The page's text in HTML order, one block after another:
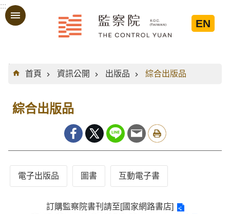
跳到主要內容區塊
:::
EN
:::
首頁
資訊公開 出版品 綜合出版品
綜合出版品
電子出版品 圖書 互動電子書
訂購監察院書刊請至[國家網路書店]